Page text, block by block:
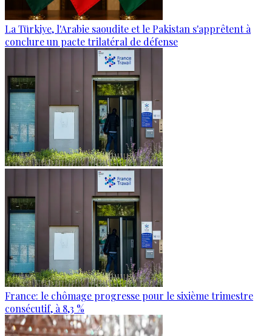
La Türkiye, l'Arabie saoudite et le Pakistan s'apprêtent à
conclure un pacte trilatéral de défense
France: le chômage progresse pour le sixième trimestre
consécutif, à 8,3 %